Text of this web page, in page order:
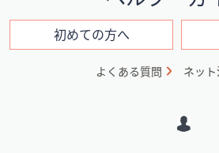
ン
初めての方へ
よくある質問 ネッ